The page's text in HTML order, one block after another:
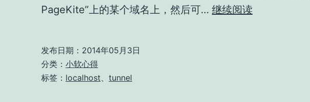
PageKite”上的某个域名上，然后可… 继续阅读
发布日期： 2014年05月3日
分类： 小软心得
标签： localhost、 tunnel